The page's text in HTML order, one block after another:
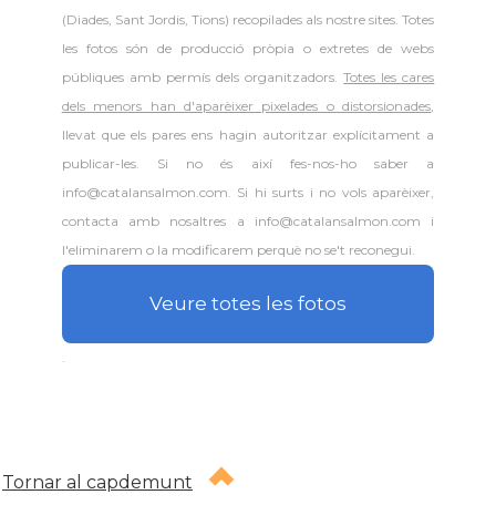
(Diades, Sant Jordis, Tions) recopilades als nostre sites. Totes
les fotos són de producció pròpia o extretes de webs
públiques amb permís dels organitzadors.Totes les cares
dels menors han d'aparèixer pixelades o distorsionades,
llevat que els pares ens hagin autoritzar explícitament a
publicar-les. Si no és així fes-nos-ho saber a
info@catalansalmon.com. Si hi surts i no vols aparèixer,
contacta amb nosaltres a info@catalansalmon.com i
l'eliminarem o la modificarem perquè no se't reconegui.
Veure totes les fotos
Tornar al capdemunt